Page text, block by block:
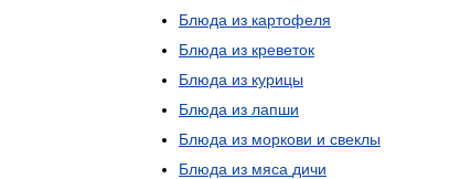
Блюда из картофеля
Блюда из креветок
Блюда из курицы
Блюда из лапши
Блюда из моркови и свеклы
Блюда из мяса дичи